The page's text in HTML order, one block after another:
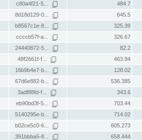
c80a4f21-5... 484.7
8d18d129-0... 645.5
b8567c1e-8... 325.39
ccccb57f-a... 326.67
24440872-5... 82.2
48f2661f-f... 463.94
16b9b4e7-b... 128.02
67d6e882-b... 536.385
3adf88fd-f... 343.6
eb90bd3f-5... 703.44
5140295e-b... 714.02
b02ce5c0-6... 605.273
391bbba5-8... 658.444